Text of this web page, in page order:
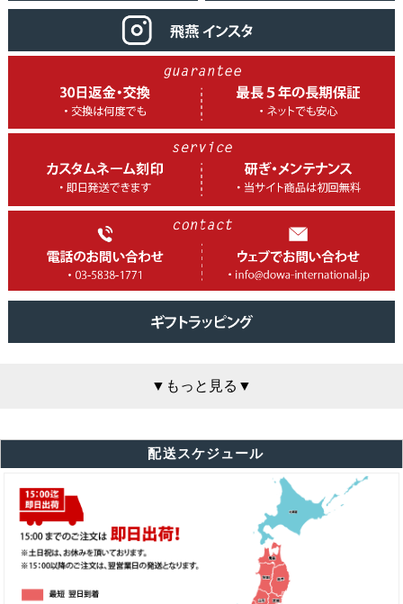
▼もっと見る▼
フラッグシップモデル 飛燕シザー
配送スケジュール